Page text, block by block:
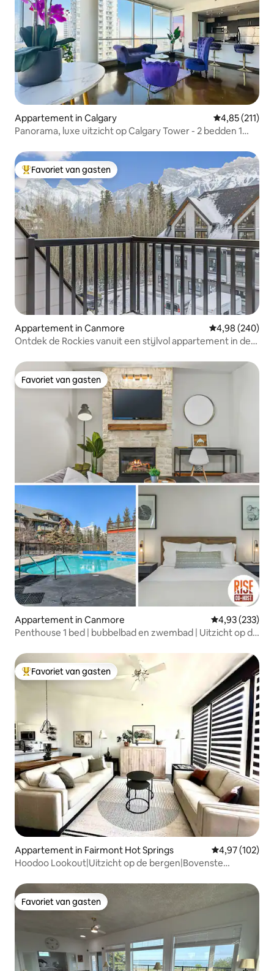
Appartement in Calgary Gemiddelde
4,85 (211)
Panorama, luxe uitzicht op Calgary Tower - 2 bedden 1
Topfavoriet van gasten
Favoriet van gasten
Appartement in Canmore Gemiddelde
4,98 (240)
Ontdek de Rockies vanuit een stijlvol appartement in de
Favoriet van gasten
Favoriet van gasten
Appartement in Canmore Gemiddelde
4,93 (233)
Penthouse 1 bed | bubbelbad en zwembad | Uitzicht op de
Topfavoriet van gasten
Favoriet van gasten
Appartement in Fairmont Hot Springs Gemiddelde
4,97 (102)
Hoodoo Lookout|Uitzicht op de bergen|Bovenste
Favoriet van gasten
Favoriet van gasten